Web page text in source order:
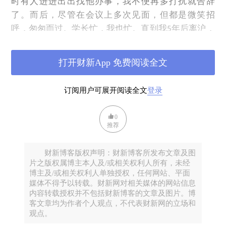
了。而后，尽管在会议上多次见面，但都是微笑招
呼，匆匆而过。学长忙，我也忙。直到我5年后离沪，
务的特殊性相关，组织工作应该拒绝“私交”。我也自
觉不添麻烦。虽然没有更多交往，但我心中一直对这
车祸了！是骑自行车外出时被撞的，情况严重！怎么
当过上海市委副书记的“大领导”，还自己骑自行车外
而后，《忆老罗》纪念文集给了我生动的答案。
订阅用户可展开阅读全文登录
打开财新App 免费阅读全文
0
推荐
财新博客版权声明：财新博客所发布文章及图
片之版权属博主本人及/或相关权利人所有，未经
博主及/或相关权利人单独授权，任何网站、平面
媒体不得予以转载。财新网对相关媒体的网站信息
内容转载授权并不包括财新博客的文章及图片。博
客文章均为作者个人观点，不代表财新网的立场和
观点。